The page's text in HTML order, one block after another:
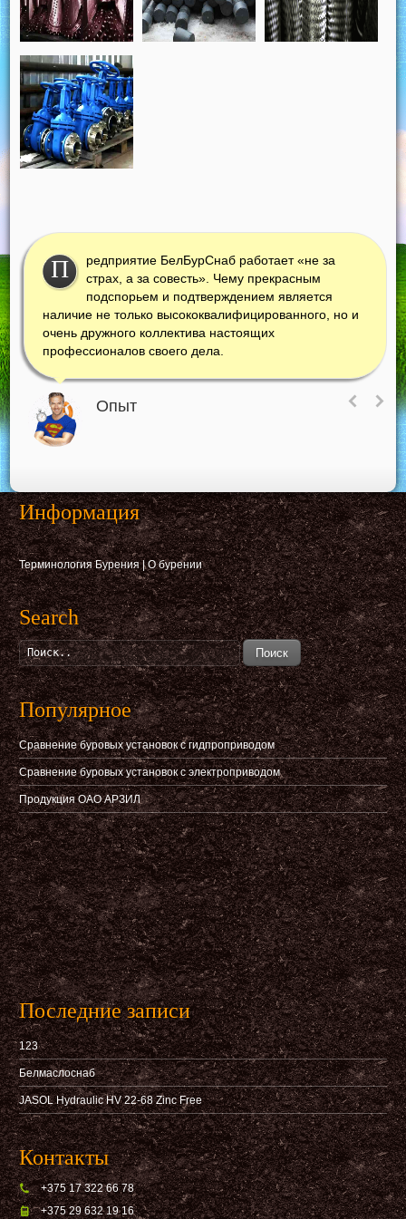
П
редприятие БелБурСнаб работает «не за
страх, а за совесть». Чему прекрасным
подспорьем и подтверждением является
наличие не только высококвалифицированного, но и
очень дружного коллектива настоящих
профессионалов своего дела.
Опыт
Информация
Терминология Бурения|О бурении
Search
Поиск
Популярное
Сравнение буровых установок с гидпроприводом
Сравнение буровых установок с электроприводом
Продукция ОАО АРЗИЛ
Последние записи
123
Белмаслоснаб
JASOL Hydraulic HV 22-68 Zinc Free
Контакты
+375 17 322 66 78
+375 29 632 19 16